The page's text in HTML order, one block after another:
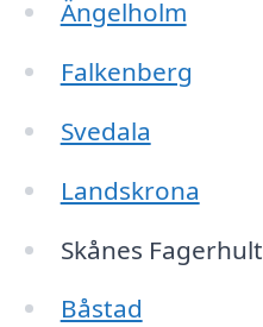
Ängelholm
Falkenberg
Svedala
Landskrona
Skånes Fagerhult
Båstad